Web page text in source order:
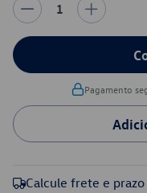
1
Pagamento
Calcule frete e prazo